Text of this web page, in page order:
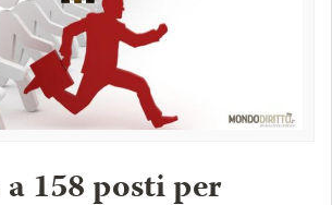
158 posti per